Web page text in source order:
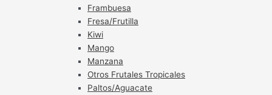
Frambuesa
Fresa/Frutilla
Kiwi
Mango
Manzana
Otros Frutales Tropicales
Paltos/Aguacate